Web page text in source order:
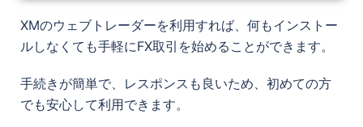
XMのウェブトレーダーを利用すれば、何もインストー
ルしなくても手軽にFX取引を始めることができます。
手続きが簡単で、レスポンスも良いため、初めての方
でも安心して利用できます。